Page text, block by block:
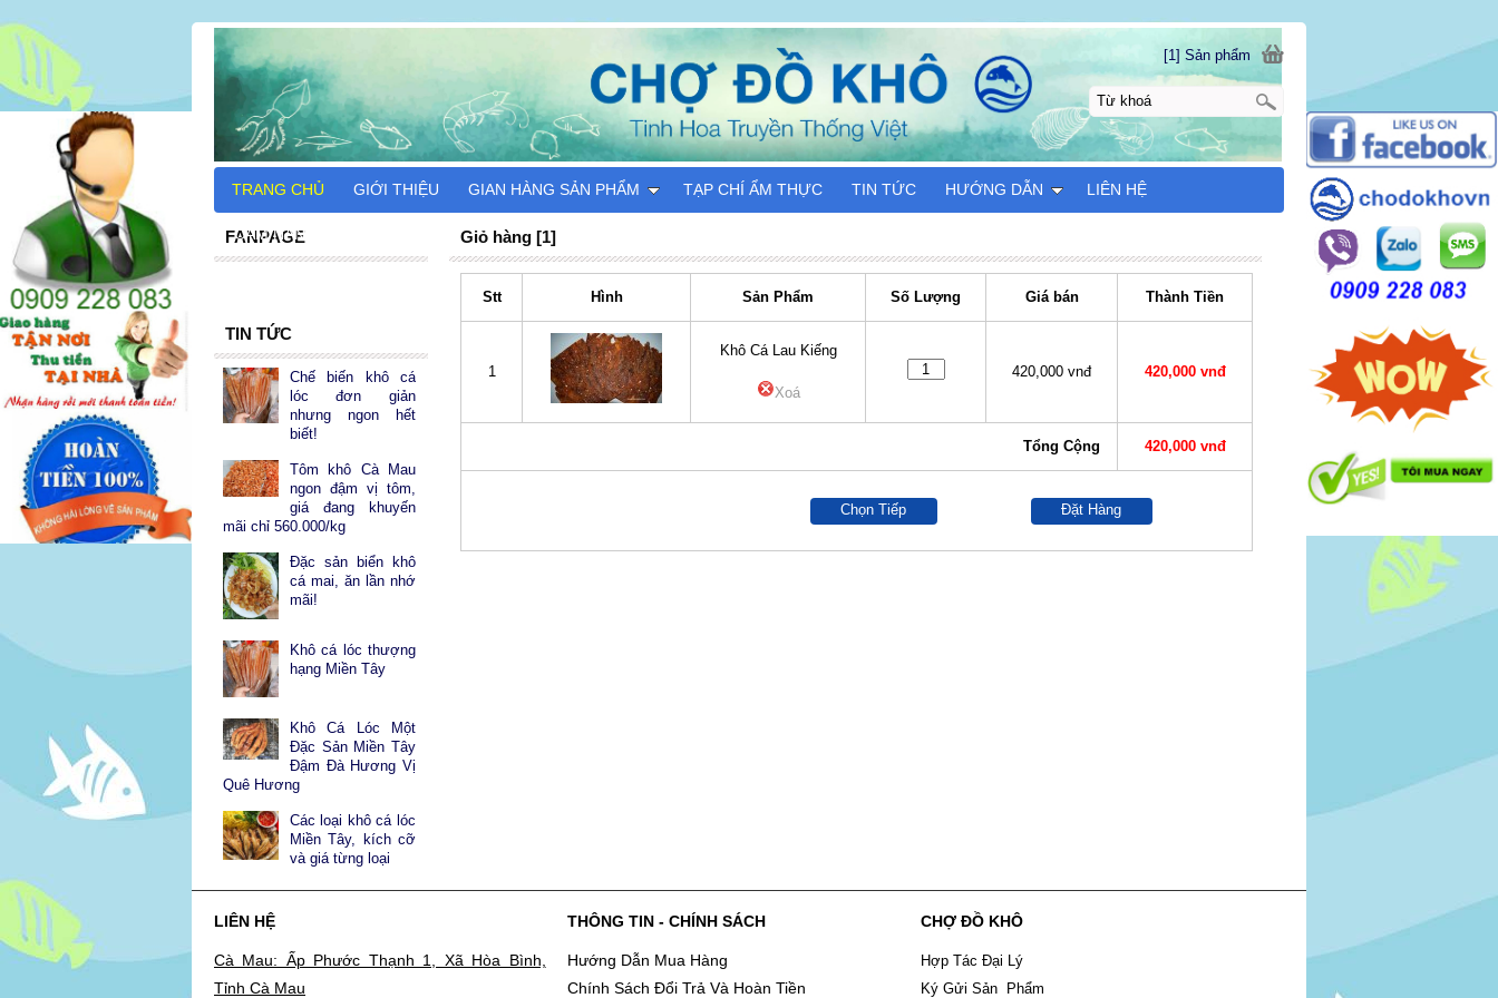
Giỏ hàng [1]
Stt Hình Sản Phẩm Số Lượng Giá bán Thành Tiền
1
Khô Cá Lau Kiếng
Xoá
420,000 vnđ 420,000 vnđ
Tổng Cộng 420,000 vnđ
Đặt Hàng
Chọn Tiếp
FANPAGE
TIN TỨC
Chế biến khô cá
lóc đơn giản
nhưng ngon hết
biết!
Tôm khô Cà Mau
ngon đậm vị tôm,
giá đang khuyến
mãi chỉ 560.000/kg
Đặc sản biển khô
cá mai, ăn lần nhớ
mãi!
Khô cá lóc thượng
hạng Miền Tây
Khô Cá Lóc Một
Đặc Sản Miền Tây
Đậm Đà Hương Vị
Quê Hương
Các loại khô cá lóc
Miền Tây, kích cỡ
và giá từng loại
[1] Sản phẩm
TRANG CHỦ GIỚI THIỆU GIAN HÀNG SẢN PHẨM TẠP CHÍ ẨM THỰC TIN TỨC HƯỚNG DẪN LIÊN HỆ
CẨM NANG DU LỊCH
LIÊN HỆ
Cà Mau: Ấp Phước Thạnh 1, Xã Hòa Bình,
Tỉnh Cà Mau
THÔNG TIN - CHÍNH SÁCH
Hướng Dẫn Mua Hàng
Chính Sách Đổi Trả Và Hoàn Tiền
CHỢ ĐỒ KHÔ
Hợp Tác Đại Lý
Ký Gửi Sản Phẩm